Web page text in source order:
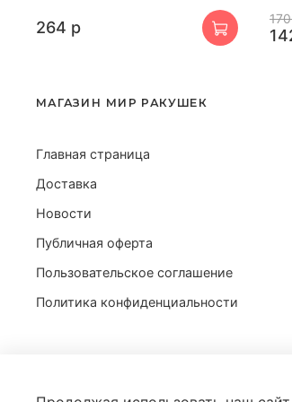
264 р
МАГАЗИН МИР РАКУШЕК
Главная страница
Доставка
Новости
Публичная оферта
Пользовательское соглашение
Политика конфиденциальности
Магазин мир ракушек